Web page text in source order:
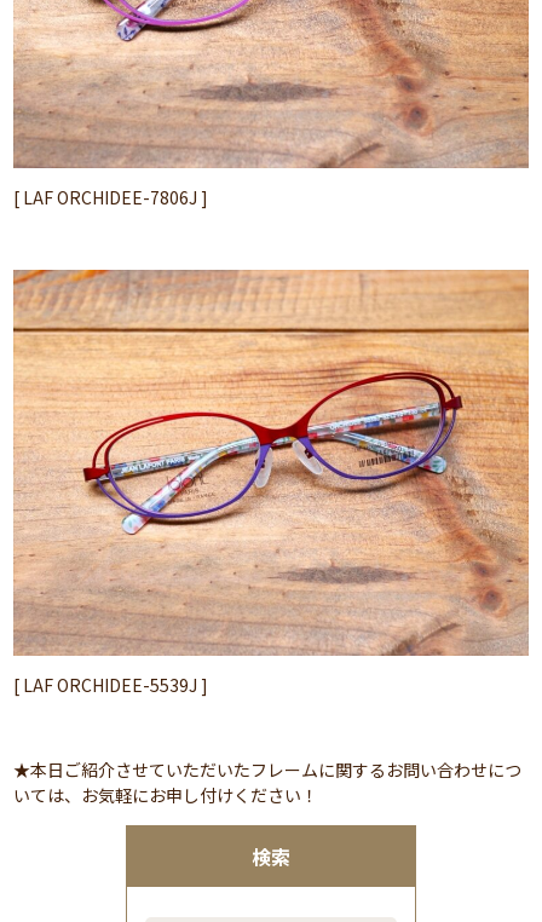
検索
[ LAF ORCHIDEE-7806J ]
[ LAF ORCHIDEE-5539J ]
★本日ご紹介させていただいたフレームに関するお問い合わせにつ
いては、お気軽にお申し付けください！